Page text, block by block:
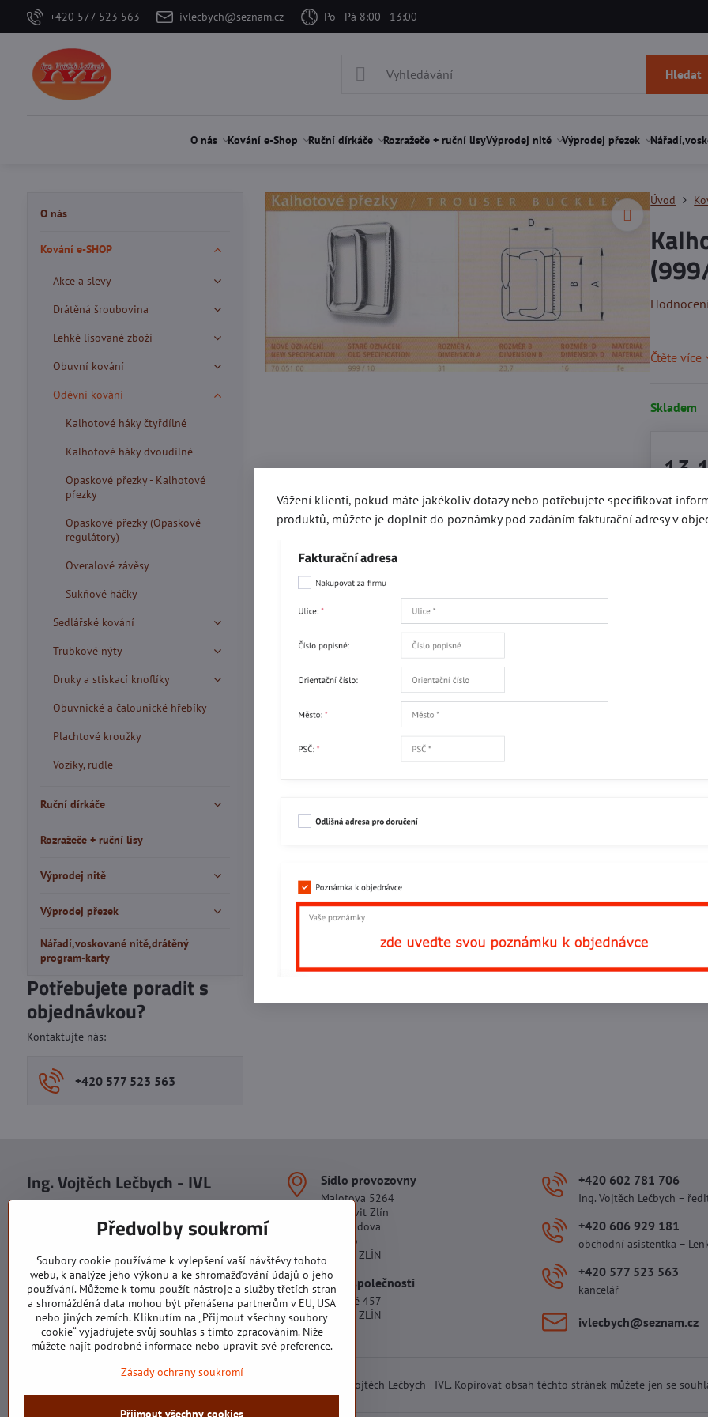
+420 577 523 563 ivlecbych@seznam.cz Po - Pá 8:00 - 13:00
Hledat
O nás Kování e-Shop Ruční dírkáče Rozražeče + ruční lisyVýprodej nitě Výprodej přezek
Úvod
Čtěte více
Skladem
Přidat
Více z kategorie Kování e-SHOP
O nás
Kování e-SHOP
Akce a slevy
Drátěná šroubovina
Lehké lisované zboží
Obuvní kování
Oděvní kování
Kalhotové háky čtyřdílné
Kalhotové háky dvoudílné
Opaskové přezky - Kalhotové
přezky
Opaskové přezky (Opaskové
regulátory)
Overalové závěsy
Sukňové háčky
Sedlářské kování
Trubkové nýty
Druky a stiskací knoflíky
Obuvnické a čalounické hřebíky
Plachtové kroužky
Vozíky, rudle
Ruční dírkáče
Rozražeče + ruční lisy
Výprodej nitě
Výprodej přezek
Nářadí,voskované nitě,drátěný
program-karty
Potřebujete poradit s
objednávkou?
Kontaktujte nás:
+420 577 523 563
Ing. Vojtěch Lečbych - IVL
DIČ: CZ5602130809
IČO: 29007356
DIČ: CZ29007356
Sídlo provozovny
Malotova 5264
Areál Svit Zlín
113. budova
1. patro
760 01 ZLÍN
Sídlo společnosti
U Hřiště 457
760 01 ZLÍN
+420 602 781 706
Ing. Vojtěch Lečbych –
+420 606 929 181
obchodní asistentka –
+420 577 523 563
kancelář
ivlecbych​@seznam​.cz
Všechny texty, obrázky a fotografie jsou majetkem společnosti Ing. Vojtěch Lečbych - IVL. Kopírovat obsah těchto stránek můžete jen se
Předvolby soukromí
Soubory cookie používáme k vylepšení vaší návštěvy tohoto
webu, k analýze jeho výkonu a ke shromažďování údajů o jeho
používání. Můžeme k tomu použít nástroje a služby třetích stran
a shromážděná data mohou být přenášena partnerům v EU, USA
nebo jiných zemích. Kliknutím na „Přijmout všechny soubory
cookie“ vyjadřujete svůj souhlas s tímto zpracováním. Níže
můžete najít podrobné informace nebo upravit své preference.
Zásady ochrany soukromí
Přijmout všechny cookies
Vážení klienti, pokud máte jakékoliv dotazy nebo potřebujete specifikovat
produktů, můžete je doplnit do poznámky pod zadáním fakturační adresy v